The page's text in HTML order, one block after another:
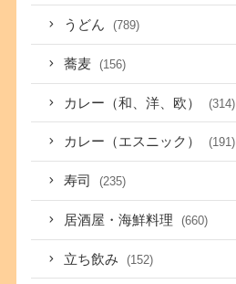
うどん (789)
蕎麦 (156)
カレー（和、洋、欧） (314)
カレー（エスニック） (191)
寿司 (235)
居酒屋・海鮮料理 (660)
立ち飲み (152)